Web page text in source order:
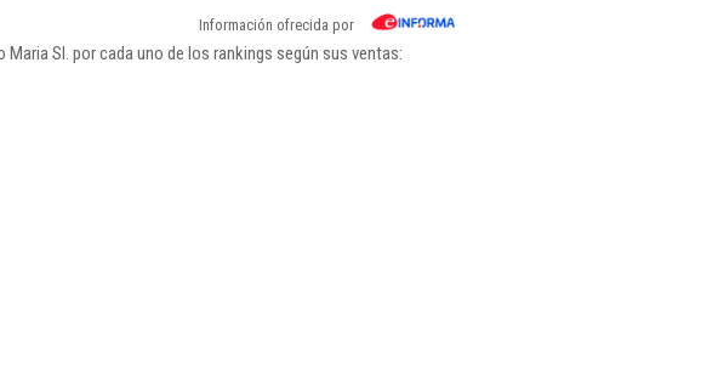
Información ofrecida por
Sl. por cada uno de los rankings según sus ventas: